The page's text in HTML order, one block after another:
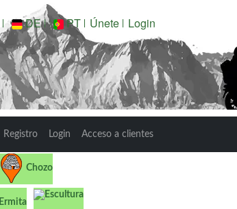
DE PT Únete Login
Registro Login Acceso a clientes
Chozo
Ermita
Escultura